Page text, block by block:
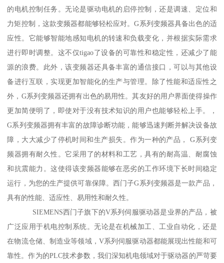
的电机控制任务。无论是驱动电机的启停控制，还是调速、定位和
力矩控制，这款变频器都能够轻松应对。G系列变频器具备出色的适
应性。它能够智能地感知电机的转速和负载变化，并根据实际需求
进行即时调整。这不仅tigao了设备的可靠性和稳定性，还减少了能
源的浪费。此外，该变频器还具备丰富的通信接口，可以与其他设
备进行互联，实现更加智能化的生产与管理。除了性能和适应性之
外，G系列变频器还拥有出色的易用性。其友好的用户界面使得操作
更加简便明了，即使对于没有技术知识的用户也能够轻松上手。，
G系列变频器拥有丰富的故障诊断功能，能够迅速判断并解决设备故
障，大大减少了停机时间和生产损失。作为一种的产品， G系列变
频器拥有耐久性。它采用了的材料和工艺，具有的耐高温、耐腐蚀
和抗震能力。这使得该变频器能够在恶劣的工作环境下长时间稳定
运行，为您的生产提供可靠保障。西门子G系列变频器是一款产品，
具有的性能、适应性、易用性和耐久性。
SIEMENS西门子旗下的V系列伺服驱动器是业界的产品，被
广泛应用于机电控制系统。无论是在机械加工、工业自动化，还是
在物流仓储、制造业等领域，V系列伺服驱动器都能展现出性能和可
靠性。作为的PLC技术参数，我们深知机电领域对于驱动器的严苛要